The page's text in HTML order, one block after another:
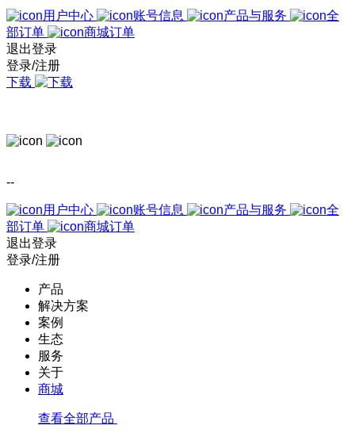
用户中心 账号信息 产品与服务
全
部订单
商城订单
退出登录
登录/注册
下载
--
用户中心 账号信息 产品与服务
全
部订单
商城订单
退出登录
登录/注册
产品
解决方案
案例
生态
服务
关于
商城
查看全部产品